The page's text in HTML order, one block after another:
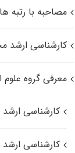
مصاحبه با رتبه
کارشناسی ارشد
معرفی گروه علوم
کارشناسی ارشد
کارشناسی